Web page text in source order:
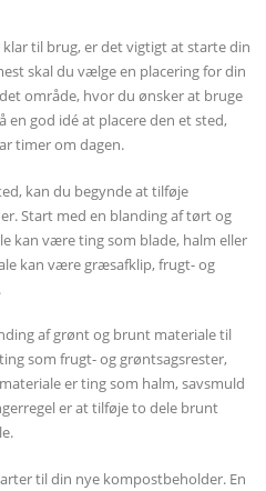
til brug, er det vigtigt at starte din
skal du vælge en placering for din
område, hvor du ønsker at bruge
god idé at placere den et sted,
timer om dagen.
kan du begynde at tilføje
Start med en blanding af tørt og
kan være ting som blade, halm eller
kan være græsafklip, frugt- og
af grønt og brunt materiale til
som frugt- og grøntsagsrester,
er ting som halm, savsmuld
er at tilføje to dele brunt
til din nye kompostbeholder. En